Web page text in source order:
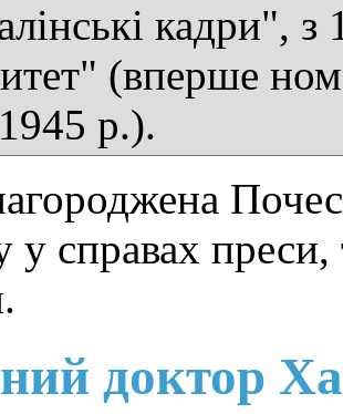
кадри",
(вперше
р.).
у справах
доктор